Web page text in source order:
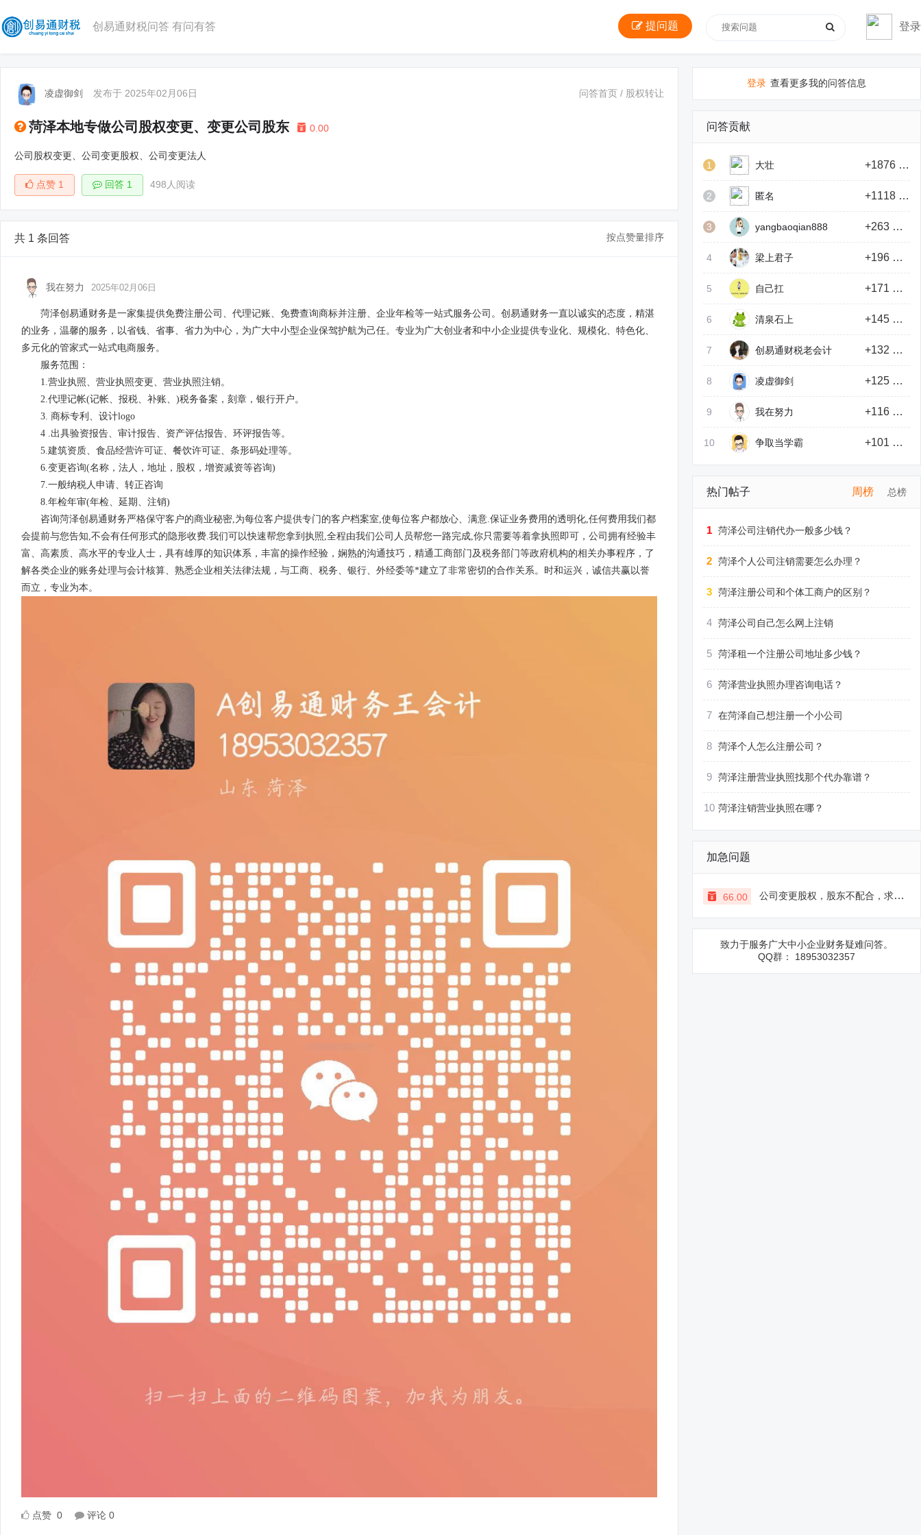
创易通财税问答 有问有答 提问题 登录
凌虚御剑 发布于 2025年02月06日 问答首页 / 股权转让
菏泽本地专做公司股权变更、变更公司股东 0.00
公司股权变更、公司变更股权、公司变更法人
点赞 1 回答 1 498人阅读
共 1 条回答 按点赞量排序
我在努力 2025年02月06日
菏泽创易通财务是一家集提供免费注册公司、代理记账、免费查询商标并注册、企业年检等一站式服务公司。创易通财务一直以诚实的态度，精湛
的业务，温馨的服务，以省钱、省事、省力为中心，为广大中小型企业保驾护航为己任。专业为广大创业者和中小企业提供专业化、规模化、特色化、
多元化的管家式一站式电商服务。
服务范围：
1.营业执照、营业执照变更、营业执照注销。
2.代理记帐(记帐、报税、补账、)税务备案，刻章，银行开户。
3. 商标专利、设计logo
4 .出具验资报告、审计报告、资产评估报告、环评报告等。
5.建筑资质、食品经营许可证、餐饮许可证、条形码处理等。
6.变更咨询(名称，法人，地址，股权，增资减资等咨询)
7.一般纳税人申请、转正咨询
8.年检年审(年检、延期、注销)
咨询菏泽创易通财务严格保守客户的商业秘密,为每位客户提供专门的客户档案室,使每位客户都放心、满意.保证业务费用的透明化,任何费用我们都
会提前与您告知,不会有任何形式的隐形收费.我们可以快速帮您拿到执照,全程由我们公司人员帮您一路完成,你只需要等着拿执照即可，公司拥有经验丰
富、高素质、高水平的专业人士，具有雄厚的知识体系，丰富的操作经验，娴熟的沟通技巧，精通工商部门及税务部门等政府机构的相关办事程序，了
解各类企业的账务处理与会计核算、熟悉企业相关法律法规，与工商、税务、银行、外经委等*建立了非常密切的合作关系。时和运兴，诚信共赢以誉
而立，专业为本。
点赞 0 评论 0
登录 查看更多我的问答信息
问答贡献
1 大壮 +1876 积分
2 匿名 +1118 积分
3 yangbaoqian888 +263 积分
4 梁上君子 +196 积分
5 自己扛 +171 积分
6 清泉石上 +145 积分
7 创易通财税老会计 +132 积分
8 凌虚御剑 +125 积分
9 我在努力 +116 积分
10 争取当学霸 +101 积分
热门帖子 周榜 总榜
1 菏泽公司注销代办一般多少钱？
2 菏泽个人公司注销需要怎么办理？
3 菏泽注册公司和个体工商户的区别？
4 菏泽公司自己怎么网上注销
5 菏泽租一个注册公司地址多少钱？
6 菏泽营业执照办理咨询电话？
7 在菏泽自己想注册一个小公司
8 菏泽个人怎么注册公司？
9 菏泽注册营业执照找那个代办靠谱？
10 菏泽注销营业执照在哪？
加急问题
66.00 公司变更股权，股东不配合，求支招
致力于服务广大中小企业财务疑难问答。
QQ群： 18953032357